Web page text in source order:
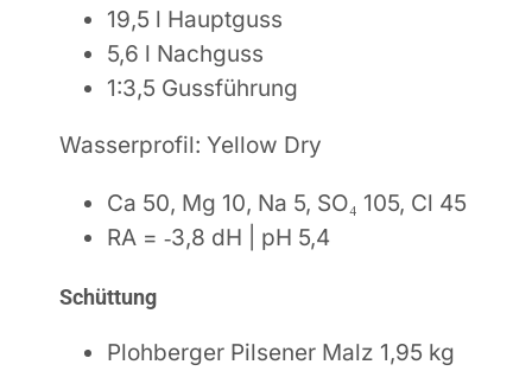
19,5 l Hauptguss
5,6 l Nachguss
1:3,5 Gussführung
Wasserprofil: Yellow Dry
Ca 50, Mg 10, Na 5, SO₄ 105, Cl 45
RA = ‑3,8 dH | pH 5,4
Schüttung
Plohberger Pilsener Malz 1,95 kg